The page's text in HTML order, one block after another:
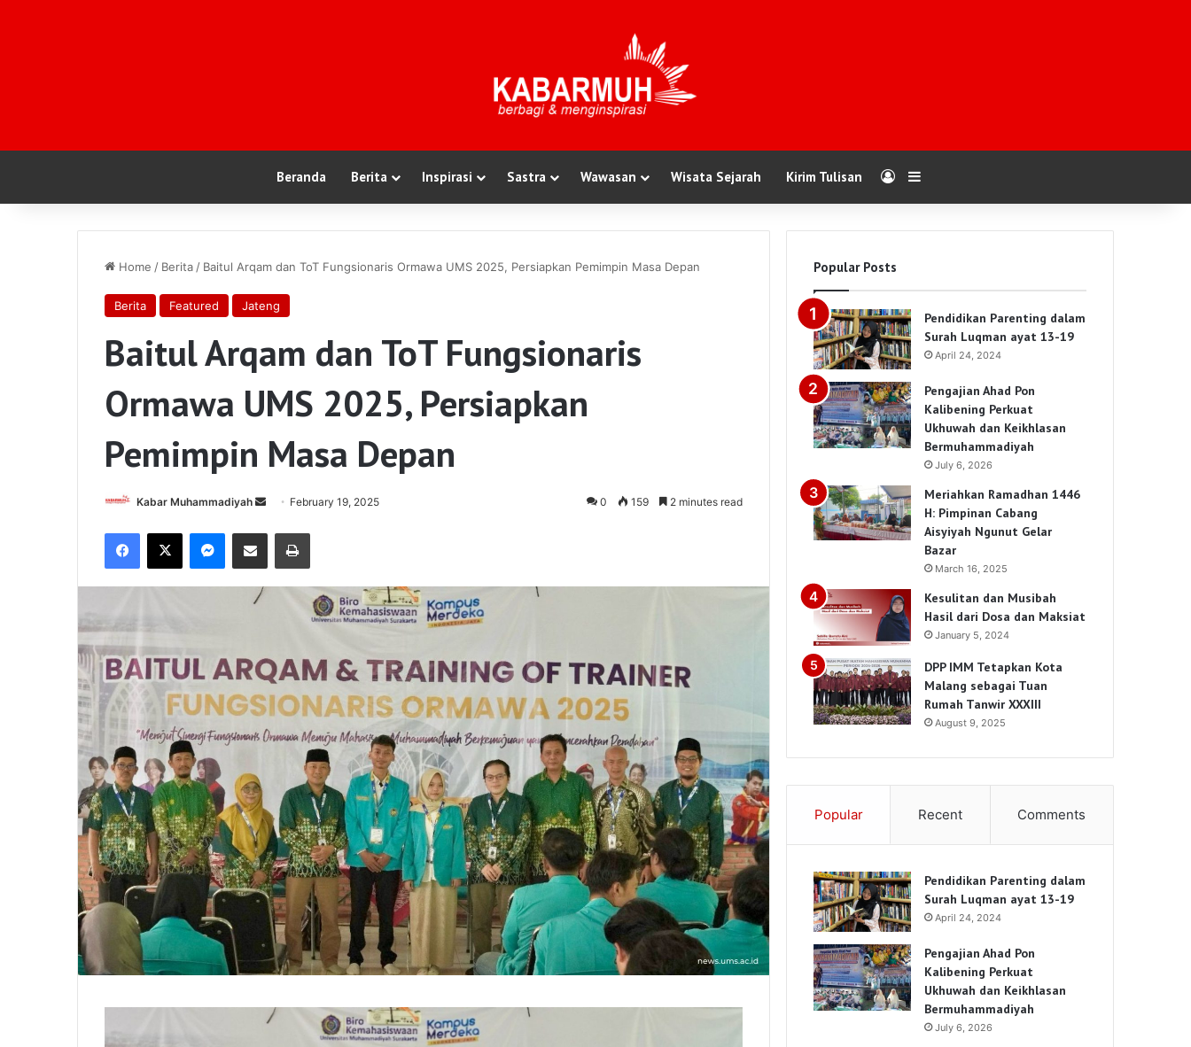
Beranda Berita Inspirasi Sastra Wawasan Wisata Sejarah Kirim Tulisan Log InSidebar
Home / Berita / Baitul Arqam dan ToT Fungsionaris Ormawa UMS 2025, Persiapkan Pemimpin Masa Depan
Berita Featured Jateng
Baitul Arqam dan ToT Fungsionaris
Ormawa UMS 2025, Persiapkan
Pemimpin Masa Depan
Kabar Muhammadiyah
Send
email
February 19, 2025 0 159 2 minutes read
Facebook
X Messenger
Share via Email Print
Popular Posts
Pendidikan Parenting dalam
Surah Luqman ayat 13-19
April 24, 2024
Pengajian Ahad Pon
Kalibening Perkuat
Ukhuwah dan Keikhlasan
Bermuhammadiyah
July 6, 2026
Meriahkan Ramadhan 1446
H: Pimpinan Cabang
Aisyiyah Ngunut Gelar
Bazar
March 16, 2025
Kesulitan dan Musibah
Hasil dari Dosa dan Maksiat
January 5, 2024
DPP IMM Tetapkan Kota
Malang sebagai Tuan
Rumah Tanwir XXXIII
August 9, 2025
Popular Recent Comments
Pendidikan Parenting dalam
Surah Luqman ayat 13-19
April 24, 2024
Pengajian Ahad Pon
Kalibening Perkuat
Ukhuwah dan Keikhlasan
Bermuhammadiyah
July 6, 2026